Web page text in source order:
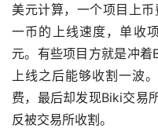
美元计算，一个项目上
一币的上线速度，单收
元。有些项目方就是冲
上线之后能够收割一波
费，最后却发现Biki交易
反被交易所收割。